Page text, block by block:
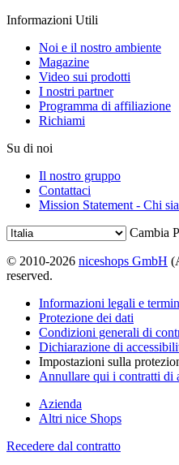
Informazioni Utili
Noi e il nostro ambiente
Magazine
Video sui prodotti
I nostri partner
Programma di affiliazione
Richiami
Su di noi
Il nostro gruppo
Contattaci
Mission Statement - Chi
Cambia
© 2010-2026 niceshops GmbH
reserved.
Informazioni legali e
Protezione dei dati
Condizioni generali di
Dichiarazione di
Impostazioni sulla
Annullare qui i contratti di
Azienda
Altri nice Shops
Recedere dal contratto